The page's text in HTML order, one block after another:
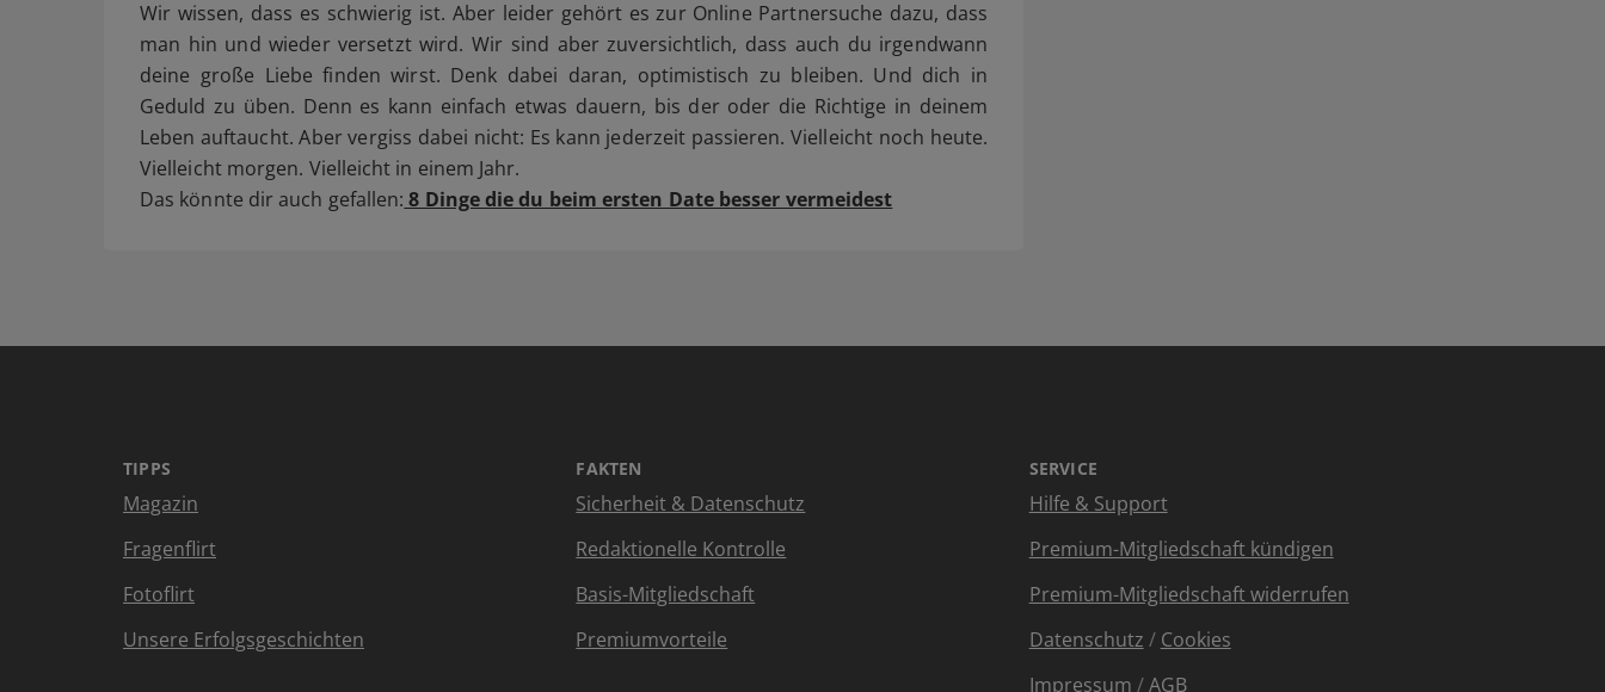
Wir wissen, dass es schwierig ist. Aber leider gehört es zur Online Partnersuche dazu, dass
man hin und wieder versetzt wird. Wir sind aber zuversichtlich, dass auch du irgendwann
deine große Liebe finden wirst. Denk dabei daran, optimistisch zu bleiben. Und dich in
Geduld zu üben. Denn es kann einfach etwas dauern, bis der oder die Richtige in deinem
Leben auftaucht. Aber vergiss dabei nicht: Es kann jederzeit passieren. Vielleicht noch heute.
Vielleicht morgen. Vielleicht in einem Jahr.
Das könnte dir auch gefallen: 8 Dinge die du beim ersten Date besser vermeidest
TIPPS
Magazin
Fragenflirt
Fotoflirt
Unsere Erfolgsgeschichten
FAKTEN
Sicherheit & Datenschutz
Redaktionelle Kontrolle
Basis-Mitgliedschaft
Premiumvorteile
SERVICE
Hilfe & Support
Premium-Mitgliedschaft kündigen
Premium-Mitgliedschaft widerrufen
Datenschutz / Cookies
Impressum /AGB